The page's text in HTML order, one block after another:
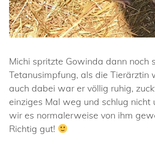
Michi spritzte Gowinda dann noch
Tetanusimpfung, als die Tierärztin
auch dabei war er völlig ruhig,
einziges Mal weg und schlug nicht
wir es normalerweise von ihm
Richtig gut!